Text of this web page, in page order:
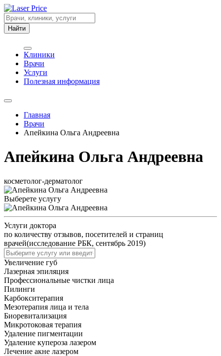
Найти
Клиники
Врачи
Услуги
Полезная информация
Главная
Врачи
Апейкина Ольга Андреевна
Апейкина Ольга Андреевна
косметолог-дерматолог
Выберете услугу
Услуги доктора
по количеству отзывов, посетителей и страниц
врачей(исследование РБК, сентябрь 2019)
Увеличение губ
Лазерная эпиляция
Профессиональные чистки лица
Пилинги
Карбокситерапия
Мезотерапия лица и тела
Биоревитализация
Микротоковая терапия
Удаление пигментации
Удаление купероза лазером
Лечение акне лазером